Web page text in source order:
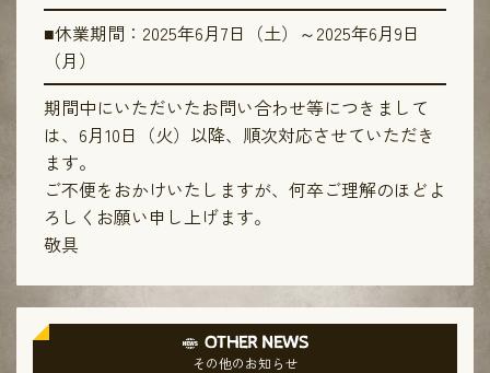
■休業期間：2025年6月7日（土）～2025年6月9日
（月）
期間中にいただいたお問い合わせ等につきまして
は、6月10日（火）以降、順次対応させていただき
ます。
ご不便をおかけいたしますが、何卒ご理解のほどよ
ろしくお願い申し上げます。
敬具
OTHER NEWS
その他のお知らせ